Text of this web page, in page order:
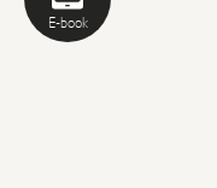
E-book